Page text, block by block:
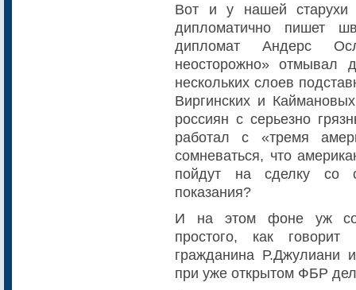
Вот и у нашей старухи
дипломатично пишет
дипломат Андерс
неосторожно» отмывал
нескольких слоев
Виргинских и
россиян с серьезно
работал с «тремя
сомневаться, что
пойдут на сделку со
показания?
И на этом фоне уж
простого, как говорит
гражданина Р.Джулиани
при уже открытом ФБР